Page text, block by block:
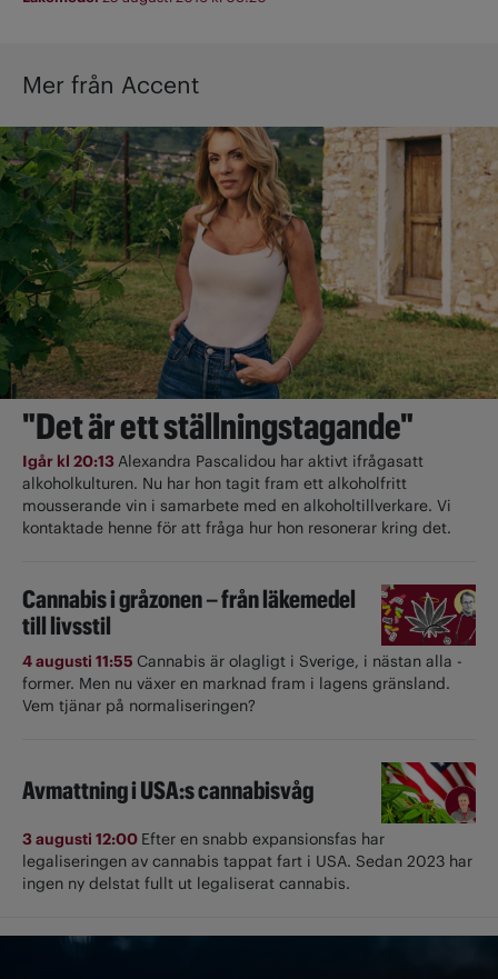
Mer från Accent
"Det är ett ställningstagande"
Igår kl 20:13Alexandra Pascalidou har aktivt ifrågasatt
alkoholkulturen. Nu har hon tagit fram ett alkoholfritt
mousserande vin i samarbete med en alkoholtillverkare. Vi
kontaktade henne för att fråga hur hon resonerar kring det.
Cannabis i gråzonen – från läkemedel
till livsstil
4 augusti 11:55 Cannabis är olagligt i ­Sverige, i nästan alla ­
former. Men nu växer en marknad fram i lagens gränsland.
Vem tjänar på normaliseringen?
Avmattning i USA:s cannabisvåg
3 augusti 12:00 Efter en snabb expansionsfas har
legaliseringen av cannabis tappat fart i USA. Sedan 2023 har
ingen ny delstat fullt ut ­legaliserat cannabis.